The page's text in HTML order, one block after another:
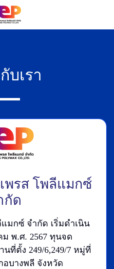
บเรา
พรส โพลีแมกซ์
กัด
มกซ์ จำกัด เริ่มดำเนิน
พ.ศ. 2567 ทุนจด
ที่ตั้ง 249/6,249/7 หมู่ที่
อบางพลี จังหวัด